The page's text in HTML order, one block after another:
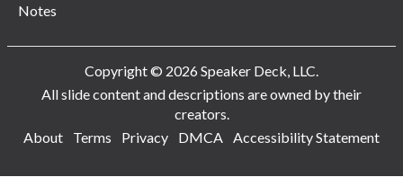
Notes
Copyright © 2026 Speaker Deck, LLC.
All slide content and descriptions are owned by their
creators.
About
Terms Privacy DMCA Accessibility Statement